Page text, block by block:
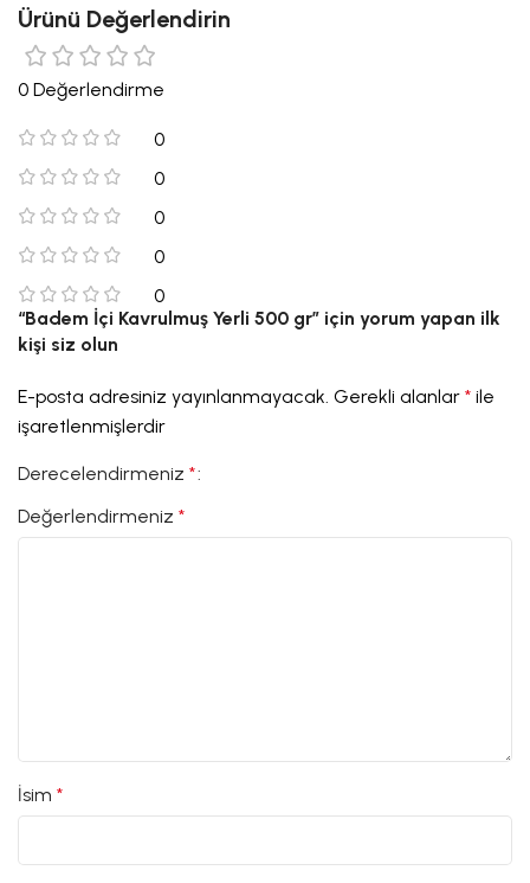
Ürünü Değerlendirin
0 Değerlendirme
0
0
0
0
0
“Badem İçi Kavrulmuş Yerli 500 gr” için yorum yapan ilk
kişi siz olun
E-posta adresiniz yayınlanmayacak. Gerekli alanlar* ile
işaretlenmişlerdir
Derecelendirmeniz*
Değerlendirmeniz*
İsim*